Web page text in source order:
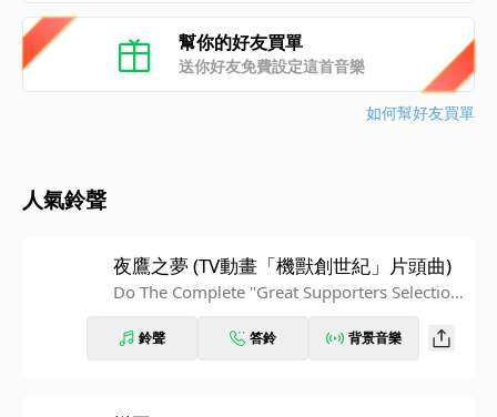
幫你的好友買單
送你好友免費設定這首音樂
如何幫好友買單
人氣鈴聲
夜鷹之夢 (TV動畫「機獸創世紀」片頭曲)
Do The Complete "Great Supporters Selectio
鈴聲 答鈴 背景音樂